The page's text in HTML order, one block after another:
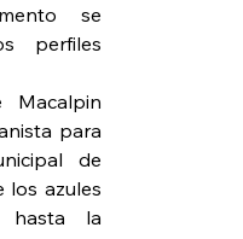
se
perfiles
Macalpin
para
de
los azules
hasta la